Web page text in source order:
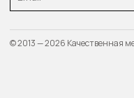
© 2013 — 2026 Качественная